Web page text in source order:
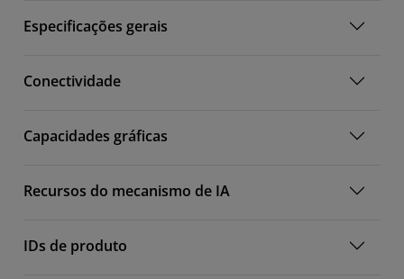
Especificações gerais
Conectividade
Capacidades gráficas
Recursos do mecanismo de IA
IDs de produto